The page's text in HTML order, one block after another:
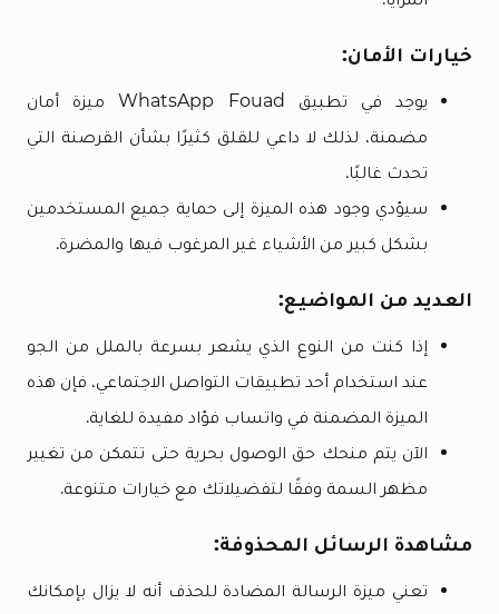
خيارات الأمان:
يوجد في تطبيق WhatsApp Fouad ميزة أمان
مضمنة، لذلك لا داعي للقلق كثيرًا بشأن القرصنة التي
تحدث غالبًا.
سيؤدي وجود هذه الميزة إلى حماية جميع المستخدمين
بشكل كبير من الأشياء غير المرغوب فيها والمضرة.
العديد من المواضيع:
إذا كنت من النوع الذي يشعر بسرعة بالملل من الجو
عند استخدام أحد تطبيقات التواصل الاجتماعي، فإن هذه
الميزة المضمنة في واتساب فؤاد مفيدة للغاية.
الآن يتم منحك حق الوصول بحرية حتى تتمكن من تغيير
مظهر السمة وفقًا لتفضيلاتك مع خيارات متنوعة.
مشاهدة الرسائل المحذوفة:
تعني ميزة الرسالة المضادة للحذف أنه لا يزال بإمكانك